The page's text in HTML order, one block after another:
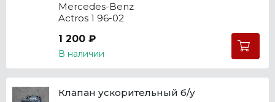
Mercedes-Benz
Actros 1 96-02
1 200 ₽
В наличии
Клапан ускорительный б/у